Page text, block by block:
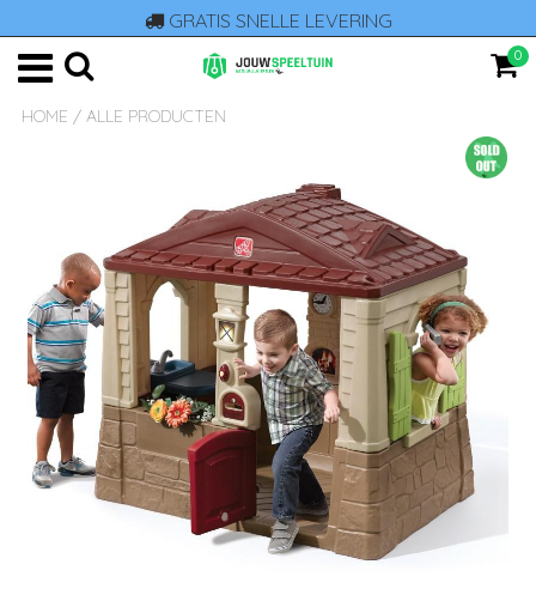
GRATIS SNELLE LEVERING
0
HOME / ALLE PRODUCTEN